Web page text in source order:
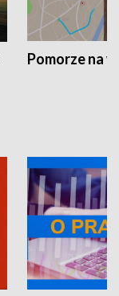
Pomorze na